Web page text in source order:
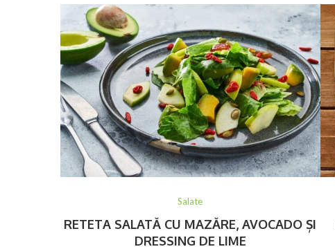
Salate
RETETA SALATĂ CU MAZĂRE, AVOCADO ȘI
DRESSING DE LIME